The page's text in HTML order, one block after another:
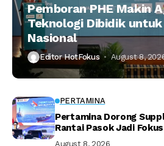
Pemboran PHE Makin
Teknologi Dibidik
Nasional
Editor HotFokus August 8,
PERTAMINA
Pertamina Dorong
Rantai Pasok Jadi
August 8, 2026